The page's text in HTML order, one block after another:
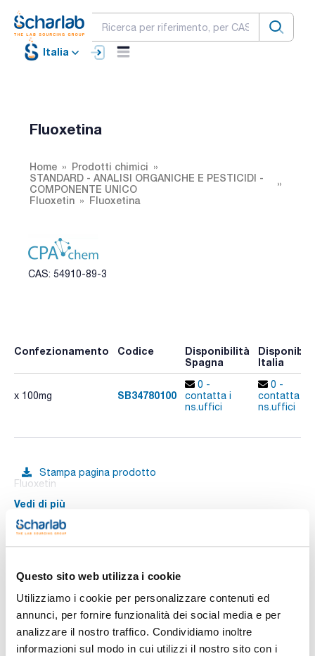
Questo sito web utilizza i cookie
Utilizziamo i cookie per personalizzare contenuti ed
annunci, per fornire funzionalità dei social media e per
analizzare il nostro traffico. Condividiamo inoltre
informazioni sul modo in cui utilizzi il nostro sito con i
Italia
Fluoxetina
Home
Prodotti chimici
STANDARD - ANALISI ORGANICHE E PESTICIDI -
COMPONENTE UNICO
Fluoxetin
Fluoxetina
CAS: 54910-89-3
Confezionamento Codice
Disponibilità
Spagna
Italia
x 100mg SB34780100
0 -
contatta i
ns.uffici
0 -
contatta i
ns.uffici
Stampa pagina prodotto
Fluoxetin
Vedi di più
Documentazione tecnica
TDS / Scheda tecnica
Registrati per i download
COA
Registrati per i download
SDS / Scheda di
Sicurezza